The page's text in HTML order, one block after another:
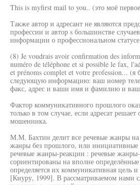
This is myfirst mail to you.. (это моё
Также автор и адресант не являются
профессии и автор s большинстве
информации о профессиональном
(8) Je voudrais avoir confirmation des
numéro de téléphone et si possible le fax,
et prénoms complet et votre profession... (я
следующую информацию: ваш номер
факс, адрес и ваши имя и фамилию и
Фактор коммуникативного прошлого
только в том случае, если адресат решает
мошенника.
М.М. Бахтин делит все речевые жанры
жанры без прошлого, или
речевые жанры-реакции : речевые
сориентированы на вполне
определяется их коммуникативная цель
[Киуру, 1999]. В рассматриваемом нами